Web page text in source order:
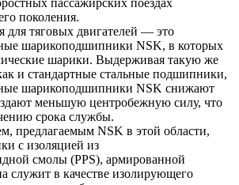
пассажирских поездах
поколения.
для тяговых двигателей — это
шарикоподшипники NSK, в которых
шарики. Выдерживая такую же
и стандартные стальные подшипники,
шарикоподшипники NSK снижают
меньшую центробежную силу, что
срока службы.
предлагаемым NSK в этой области,
с изоляцией из
смолы (PPS), армированной
служит в качестве изолирующего